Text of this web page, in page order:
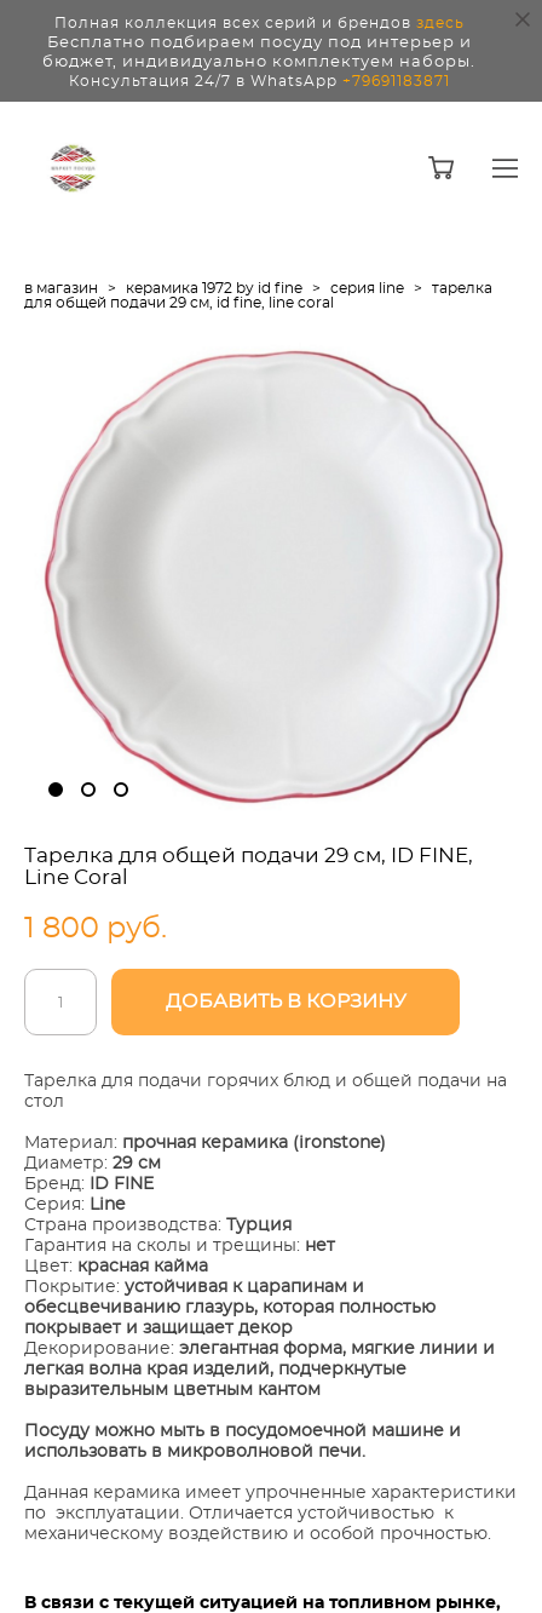
Полная коллекция всех серий и брендов здесь
Бесплатно подбираем посуду под интерьер и
бюджет, индивидуально комплектуем наборы.
Консультация 24/7 в WhatsApp +79691183871
в магазин > керамика 1972 by id fine > серия line >
тарелка
для общей подачи 29 см, id fine, line coral
Тарелка для общей подачи 29 см, ID FINE,
Line Coral
1 800 pуб.
ДОБАВИТЬ В КОРЗИНУ
Тарелка для подачи горячих блюд и общей подачи на
стол
Материал: прочная керамика (ironstone)
Диаметр: 29 см
Бренд:
ID FINE
Серия: Line
Страна производства:
Турция
Гарантия на сколы и трещины: нет
Цвет: красная кайма
Покрытие: устойчивая к царапинам и
обесцвечиванию глазурь, которая полностью
покрывает и защищает декор
Декорирование: элегантная форма, мягкие линии и
легкая волна края изделий, подчеркнутые
выразительным цветным кантом
Посуду можно мыть в посудомоечной машине и
использовать в микроволновой печи.
Данная керамика имеет упрочненные характеристики
по эксплуатации. Отличается устойчивостью к
механическому воздействию и особой прочностью.
В связи с текущей ситуацией на топливном рынке,